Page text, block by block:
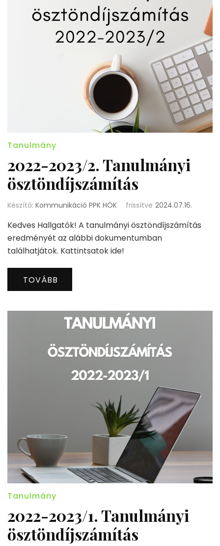
Tanulmány
2022-2023/2. Tanulmányi
ösztöndíjszámítás
Készítő: Kommunikáció PPK HÖK frissítve 2024.07.16.
Kedves Hallgatók! A tanulmányi ösztöndíjszámítás
eredményét az alábbi dokumentumban
találhatjátok. Kattintsatok ide!
TOVÁBB
Tanulmány
2022-2023/1. Tanulmányi
ösztöndíjszámítás